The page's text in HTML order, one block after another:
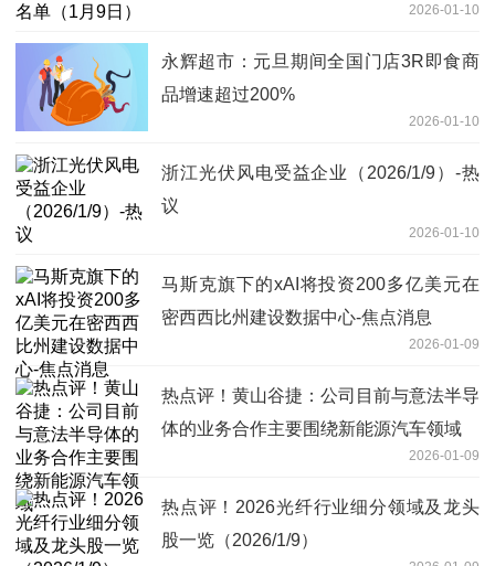
2026-01-10
永辉超市：元旦期间全国门店3R即食商
品增速超过200%
2026-01-10
浙江光伏风电受益企业（2026/1/9）-热
议
2026-01-10
马斯克旗下的xAI将投资200多亿美元在
密西西比州建设数据中心-焦点消息
2026-01-09
热点评！黄山谷捷：公司目前与意法半导
体的业务合作主要围绕新能源汽车领域
2026-01-09
热点评！2026光纤行业细分领域及龙头
股一览（2026/1/9）